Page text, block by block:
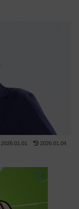
2026.01.01 2026.01.04